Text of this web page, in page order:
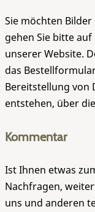
Sie möchten
gehen Sie bitte auf
unserer Website.
das
Bereitstellung von
entstehen, über
Kommentar
Ist Ihnen etwas
Nachfragen,
uns und anderen